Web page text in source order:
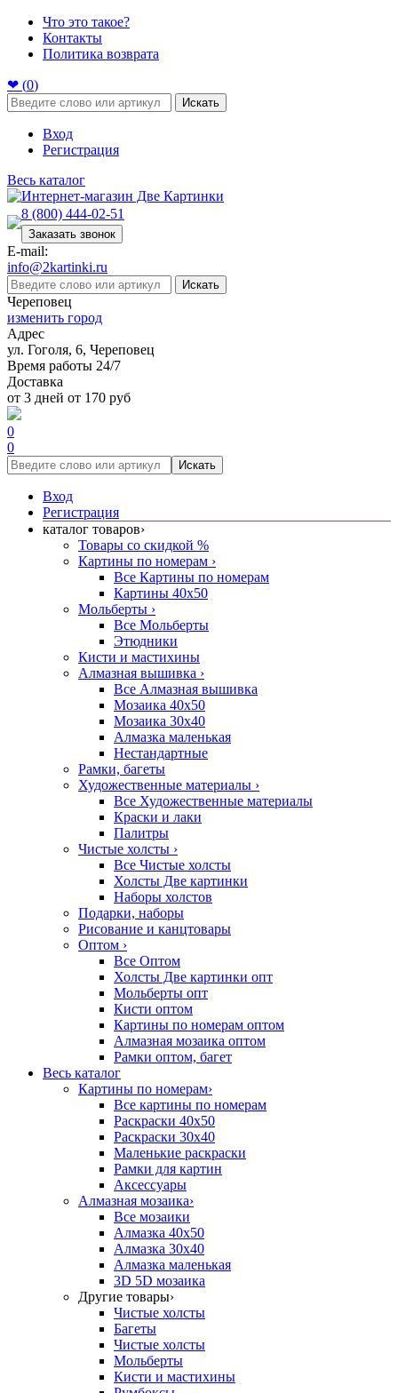
Что это такое?
Контакты
Политика возврата
❤ (0)
Искать
Вход
Регистрация
Весь каталог
8 (800) 444-02-51
Заказать звонок
E-mail:
info@2kartinki.ru
Искать
Череповец
изменить город
Адрес
ул. Гоголя, 6, Череповец
Время работы 24/7
Доставка
от 3 дней от 170 руб
0
0
Искать
Вход
Регистрация
каталог товаров›
Товары со скидкой %
Картины по номерам ›
Все Картины по номерам
Картины 40x50
Мольберты ›
Все Мольберты
Этюдники
Кисти и мастихины
Алмазная вышивка ›
Все Алмазная вышивка
Мозаика 40x50
Мозаика 30x40
Алмазка маленькая
Нестандартные
Рамки, багеты
Художественные материалы ›
Все Художественные материалы
Краски и лаки
Палитры
Чистые холсты ›
Все Чистые холсты
Холсты Две картинки
Наборы холстов
Подарки, наборы
Рисование и канцтовары
Оптом ›
Все Оптом
Холсты Две картинки опт
Мольберты опт
Кисти оптом
Картины по номерам оптом
Алмазная мозаика оптом
Рамки оптом, багет
Весь каталог
Картины по номерам›
Все картины по номерам
Раскраски 40х50
Раскраски 30х40
Маленькие раскраски
Рамки для картин
Аксессуары
Алмазная мозаика›
Все мозаики
Алмазка 40х50
Алмазка 30х40
Алмазка маленькая
3D 5D мозаика
Другие товары›
Чистые холсты
Багеты
Чистые холсты
Мольберты
Кисти и мастихины